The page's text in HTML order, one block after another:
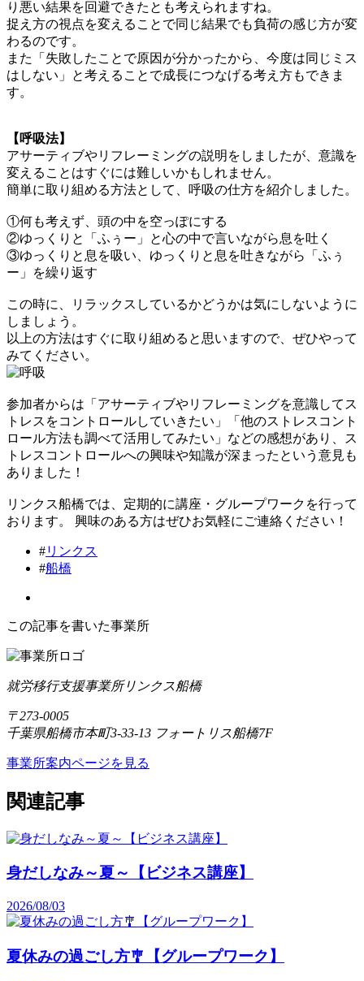
り悪い結果を回避できたとも考えられますね。
捉え方の視点を変えることで同じ結果でも負荷の感じ方が変
わるのです。
また「失敗したことで原因が分かったから、今度は同じミス
はしない」と考えることで成長につなげる考え方もできま
す。
【呼吸法】
アサーティブやリフレーミングの説明をしましたが、意識を
変えることはすぐには難しいかもしれません。
簡単に取り組める方法として、呼吸の仕方を紹介しました。
①何も考えず、頭の中を空っぽにする
②ゆっくりと「ふぅー」と心の中で言いながら息を吐く
③ゆっくりと息を吸い、ゆっくりと息を吐きながら「ふぅ
ー」を繰り返す
この時に、リラックスしているかどうかは気にしないように
しましょう。
以上の方法はすぐに取り組めると思いますので、ぜひやって
みてください。
参加者からは「アサーティブやリフレーミングを意識してス
トレスをコントロールしていきたい」「他のストレスコント
ロール方法も調べて活用してみたい」などの感想があり、ス
トレスコントロールへの興味や知識が深まったという意見も
ありました！
リンクス船橋では、定期的に講座・グループワークを行って
おります。 興味のある方はぜひお気軽にご連絡ください！
#リンクス
#船橋
この記事を書いた事業所
就労移行支援事業所リンクス船橋
〒273-0005
千葉県船橋市本町3-33-13 フォートリス船橋7F
事業所案内ページを見る
関連記事
身だしなみ～夏～【ビジネス講座】
2026/08/03
夏休みの過ごし方🎐【グループワーク】